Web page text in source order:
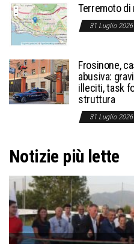
Terremoto di
31 Luglio 2026
Frosinone,
abusiva:
illeciti, task
struttura
31 Luglio 2026
Notizie più lette